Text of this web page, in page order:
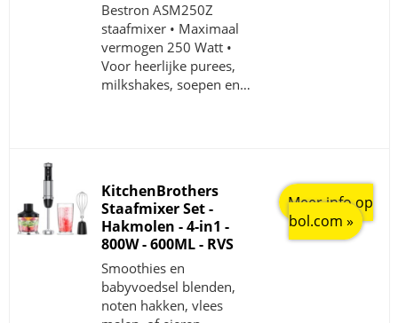
Bestron ASM250Z
staafmixer • Maximaal
vermogen 250 Watt •
Voor heerlijke purees,
milkshakes, soepen en…
KitchenBrothers
Staafmixer Set -
Hakmolen - 4-in1 -
800W - 600ML - RVS
Smoothies en
babyvoedsel blenden,
noten hakken, vlees
Meer info op
bol.com »